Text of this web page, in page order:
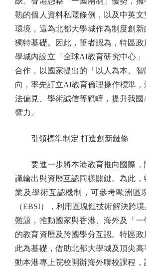
熟的個人資料私隱條例，以及中英
環境，這為北都大學城作為制度創新
獨特基礎。因此，筆者認為，特區
學城內設立「全球AI教育研究中心
合作，以國家提出的「以人為本、智
向，率先訂立AI教育倫理操作標準
法偏見、學術誠信等範疇，提升我
響力。
引領標準制定 打造創新鏈條
要進一步將本港教育推向國際，
識輸出與資歷互認同樣關鍵。為此
業及學術互認機制，可參考歐洲區
（EBSI），利用區塊鏈技術解決跨
難題，推動國家與香港、海外及「
的教育資歷及跨國學分互認。特區
此為基礎，借助北都大學城及頂尖
動本港專上院校開辦海外聯校課程